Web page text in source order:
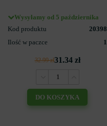
Wysyłamy od 5 października
Kod produktu
20398
Ilość w paczce
1
32.99 zł31.34 zł
DO KOSZYKA